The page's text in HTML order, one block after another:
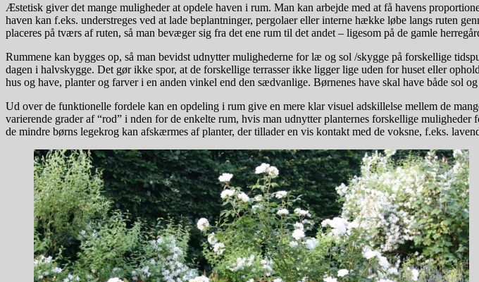
Æstetisk giver det mange muligheder at opdele haven i rum. Man kan arbejde med at få havens
haven kan f.eks. understreges ved at lade beplantninger, pergolaer eller interne hække løbe langs ruten
placeres på tværs af ruten, så man bevæger sig fra det ene rum til det andet – ligesom på de gamle
Rummene kan bygges op, så man bevidst udnytter mulighederne for læ og sol /skygge på forskellige
dagen i halvskygge. Det gør ikke spor, at de forskellige terrasser ikke ligger lige uden for huset eller
hus og have, planter og farver i en anden vinkel end den sædvanlige. Børnenes have skal have både sol
Ud over de funktionelle fordele kan en opdeling i rum give en mere klar visuel adskillelse mellem de
varierende grader af “rod” i nden for de enkelte rum, hvis man udnytter planternes forskellige
de mindre børns legekrog kan afskærmes af planter, der tillader en vis kontakt med de voksne, f.eks.